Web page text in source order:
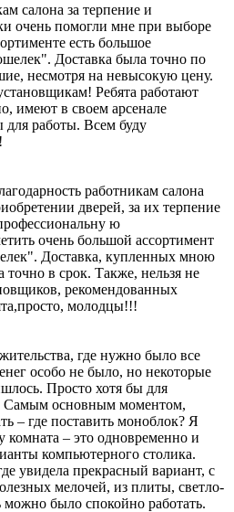
салона за терпение и
очень помогли мне при выборе
есть большое
Доставка была точно по
несмотря на невысокую цену.
Ребята работают
имеют в своем арсенале
работы. Всем буду
работникам салона
дверей, за их терпение
ю
очень большой ассортимент
Доставка, купленных мною
точно в срок. Также, нельзя не
рекомендованных
молодцы!!!
где нужно было все
особо не было, но некоторые
Просто хотя бы для
Самым основным моментом,
– где поставить моноблок? Я
комната – это одновременно и
компьютерного столика.
увидела прекрасный вариант, с
мелочей, из плиты, светло-
можно было спокойно работать.